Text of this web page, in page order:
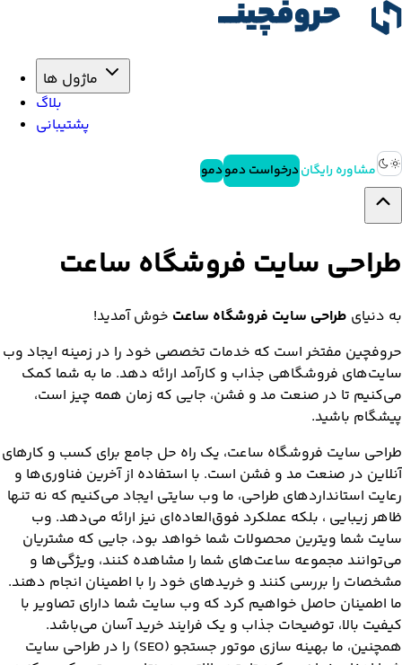
ماژول ها
بلاگ
پشتیبانی
مشاوره رایگاندرخواست دمودمو
طراحی سایت فروشگاه ساعت
به دنیای طراحی سایت فروشگاه ساعت خوش آمدید!
حروفچین مفتخر است که خدمات تخصصی خود را در زمینه ایجاد وب
سایت‌های فروشگاهی جذاب و کارآمد ارائه دهد. ما به شما کمک
می‌کنیم تا در صنعت مد و فشن، جایی که زمان همه چیز است،
پیشگام باشید.
طراحی سایت فروشگاه ساعت، یک راه حل جامع برای کسب و کارهای
آنلاین در صنعت مد و فشن است. با استفاده از آخرین فناوری‌ها و
رعایت استانداردهای طراحی، ما وب سایتی ایجاد می‌کنیم که نه تنها
ظاهر زیبایی ، بلکه عملکرد فوق‌العاده‌ای نیز ارائه می‌دهد. وب
سایت شما ویترین محصولات شما خواهد بود، جایی که مشتریان
می‌توانند مجموعه ساعت‌های شما را مشاهده کنند، ویژگی‌ها و
مشخصات را بررسی کنند و خریدهای خود را با اطمینان انجام دهند.
ما اطمینان حاصل خواهیم کرد که وب سایت شما دارای تصاویر با
کیفیت بالا، توضیحات جذاب و یک فرایند خرید آسان می‌باشد.
همچنین، ما بهینه سازی موتور جستجو (SEO) را در طراحی سایت